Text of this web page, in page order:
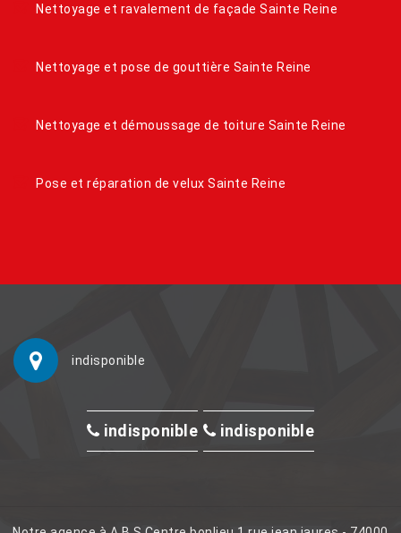
Nettoyage et ravalement de façade Sainte Reine
Nettoyage et pose de gouttière Sainte Reine
Nettoyage et démoussage de toiture Sainte Reine
Pose et réparation de velux Sainte Reine
indisponible
indisponible indisponible